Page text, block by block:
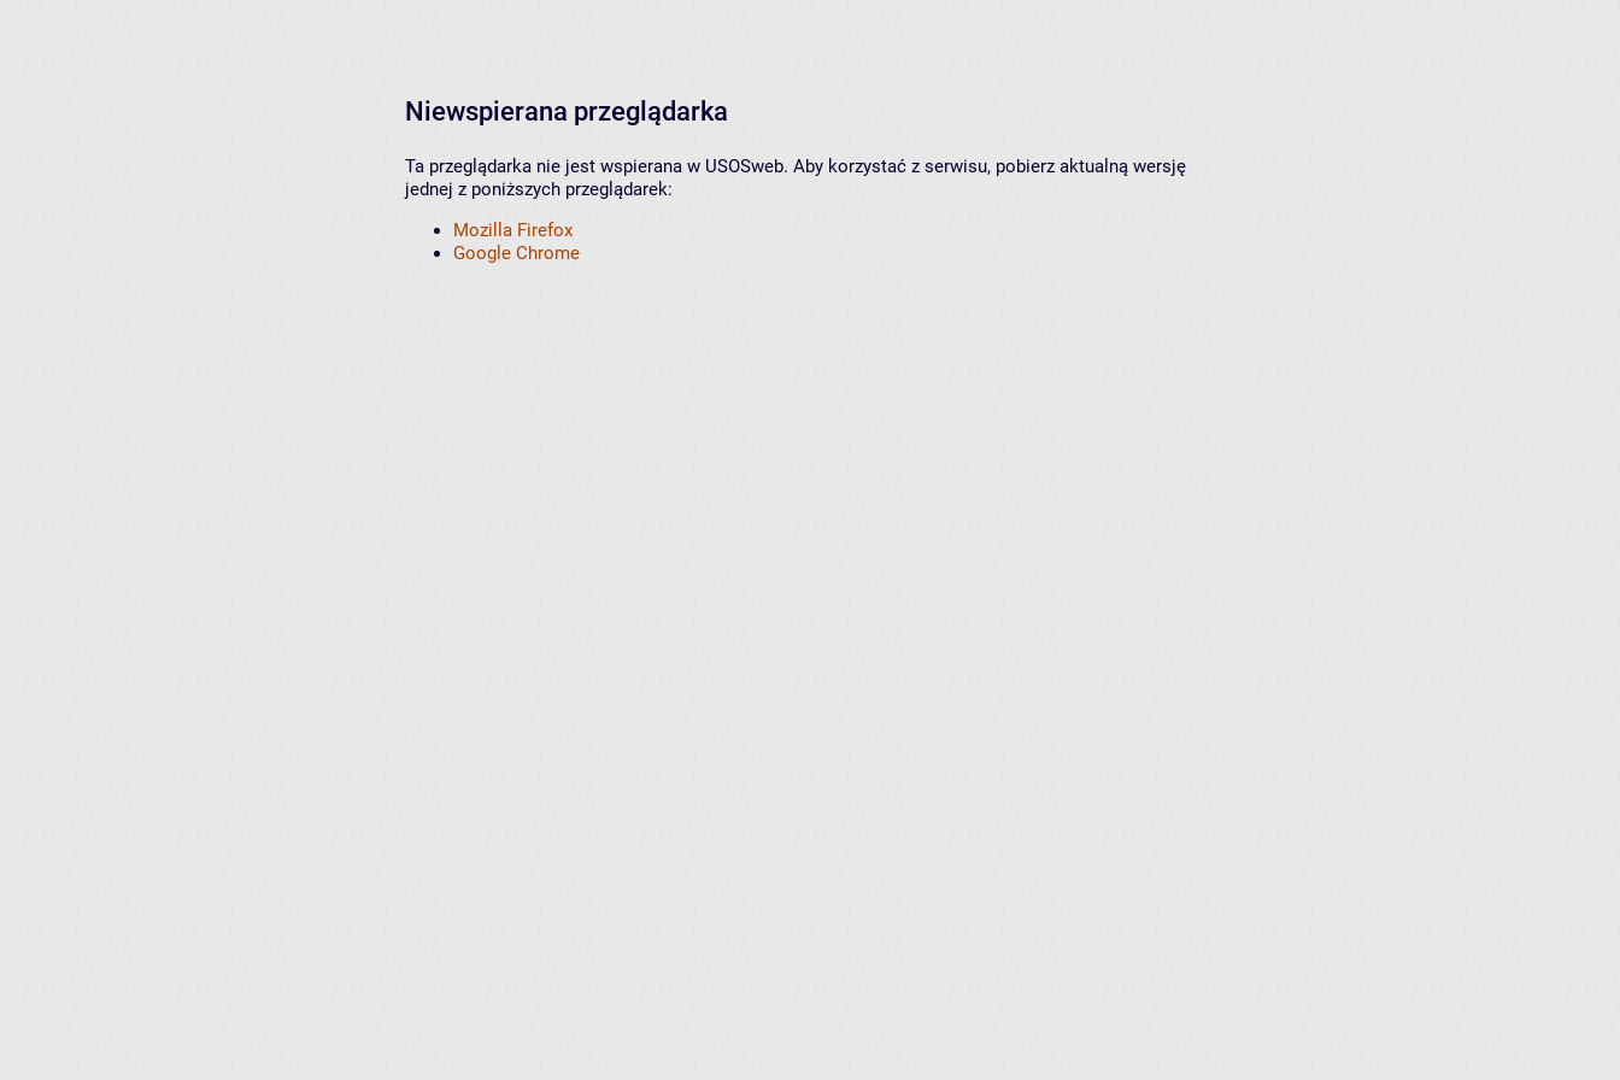
Niewspierana przeglądarka
Ta przeglądarka nie jest wspierana w USOSweb. Aby korzystać z serwisu, pobierz aktualną wersję
jednej z poniższych przeglądarek:
Mozilla Firefox
Google Chrome